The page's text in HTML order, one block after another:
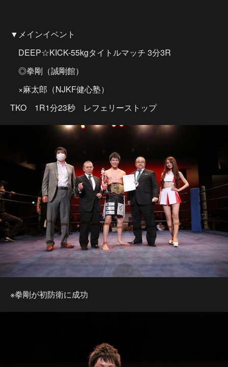
▼メインイベント
DEEP☆KICK-55kgタイトルマッチ 3分3R
◎拳剛（誠剛館）
×麻太郎（NJKF健心塾）
TKO 1R1分23秒 レフェリーストップ
※拳剛が初防衛に成功